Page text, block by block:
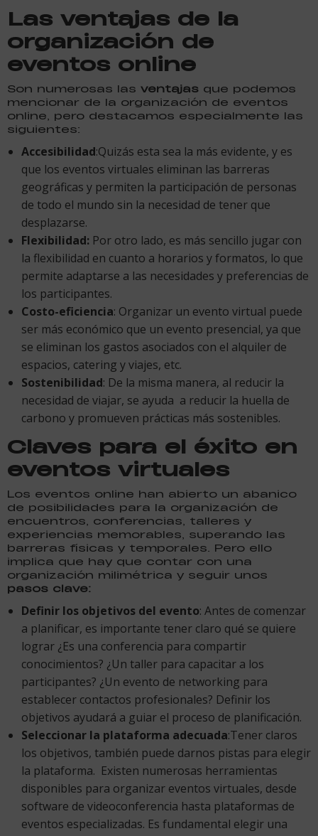
Las ventajas de la
organización de
eventos online
Son numerosas las ventajas que podemos
mencionar de la organización de eventos
online, pero destacamos especialmente las
siguientes:
Accesibilidad:Quizás esta sea la más evidente, y es
que los eventos virtuales eliminan las barreras
geográficas y permiten la participación de personas
de todo el mundo sin la necesidad de tener que
desplazarse.
Flexibilidad: Por otro lado, es más sencillo jugar con
la flexibilidad en cuanto a horarios y formatos, lo que
permite adaptarse a las necesidades y preferencias de
los participantes.
Costo-eficiencia: Organizar un evento virtual puede
ser más económico que un evento presencial, ya que
se eliminan los gastos asociados con el alquiler de
espacios, catering y viajes, etc.
Sostenibilidad: De la misma manera, al reducir la
necesidad de viajar, se ayuda a reducir la huella de
carbono y promueven prácticas más sostenibles.
Claves para el éxito en
eventos virtuales
Los eventos online han abierto un abanico
de posibilidades para la organización de
encuentros, conferencias, talleres y
experiencias memorables, superando las
barreras físicas y temporales. Pero ello
implica que hay que contar con una
organización milimétrica y seguir unos
pasos clave:
Definir los objetivos del evento: Antes de comenzar
a planificar, es importante tener claro qué se quiere
lograr ¿Es una conferencia para compartir
conocimientos? ¿Un taller para capacitar a los
participantes? ¿Un evento de networking para
establecer contactos profesionales? Definir los
objetivos ayudará a guiar el proceso de planificación.
Seleccionar la plataforma adecuada:Tener claros
los objetivos, también puede darnos pistas para elegir
la plataforma. Existen numerosas herramientas
disponibles para organizar eventos virtuales, desde
software de videoconferencia hasta plataformas de
eventos especializadas. Es fundamental elegir una